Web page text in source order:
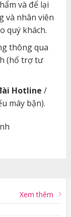
và để lại
và nhân viên
quý khách.
thông qua
(hổ trợ tư
Hotline /
máy bận).
Xem thêm